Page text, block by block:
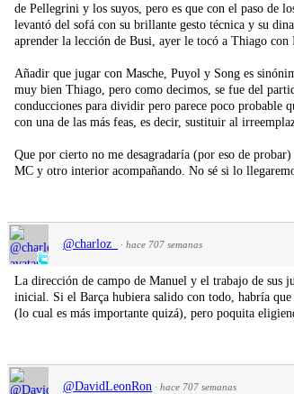
de Pellegrini y los suyos, pero es que con el paso de
levantó del sofá con su brillante gesto técnica y su
aprender la lección de Busi, ayer le tocó a Thiago con
Añadir que jugar con Masche, Puyol y Song es
muy bien Thiago, pero como decimos, se fue del
conducciones para dividir pero parece poco probable
con una de las más feas, es decir, sustituir al
Que por cierto no me desagradaría (por eso de
MC y otro interior acompañando. No sé si lo
@charloz_ · hace 707 semanas
La dirección de campo de Manuel y el trabajo de sus
inicial. Si el Barça hubiera salido con todo, habría
(lo cual es más importante quizá), pero poquita
@DavidLeonRon · hace 707 semanas